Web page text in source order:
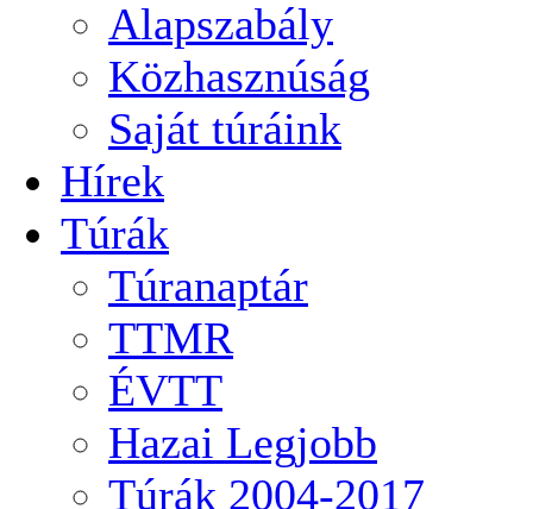
Alapszabály
Közhasznúság
Saját túráink
Hírek
Túrák
Túranaptár
TTMR
ÉVTT
Hazai Legjobb
Túrák 2004-2017